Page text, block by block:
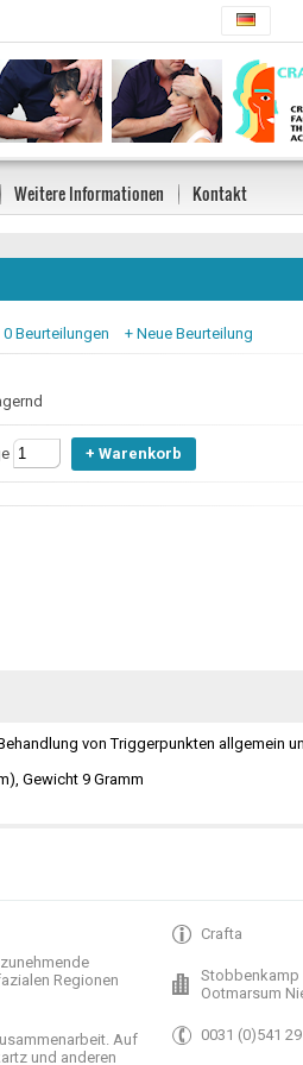
Weitere Informationen Kontakt
0 Beurteilungen + Neue Beurteilung
von Triggerpunkten allgemein
Gewicht 9 Gramm
Regionen
. Auf
und anderen
Crafta
Stobbenkamp
Ootmarsum
0031 (0)541